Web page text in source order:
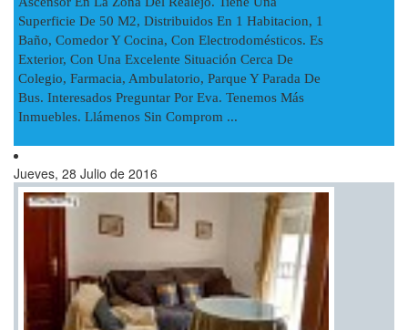
Superficie De 50 M2, Distribuidos En 1 Habitacion, 1
Baño, Comedor Y Cocina, Con Electrodomésticos. Es
Exterior, Con Una Excelente Situación Cerca De
Colegio, Farmacia, Ambulatorio, Parque Y Parada De
Bus. Interesados Preguntar Por Eva. Tenemos Más
Inmuebles. Llámenos Sin Comprom ...
Jueves, 28 Julio de 2016